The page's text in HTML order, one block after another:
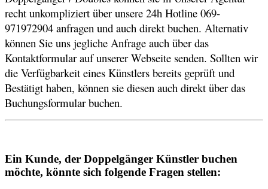
recht unkompliziert über unsere 24h Hotline 069-
971972904 anfragen und auch direkt buchen. Alternativ
können Sie uns jegliche Anfrage auch über das
Kontaktformular auf unserer Webseite senden. Sollten wir
die Verfügbarkeit eines Künstlers bereits geprüft und
Bestätigt haben, können sie diesen auch direkt über das
Buchungsformular buchen.
Ein Kunde, der Doppelgänger Künstler buchen
möchte, könnte sich folgende Fragen stellen: